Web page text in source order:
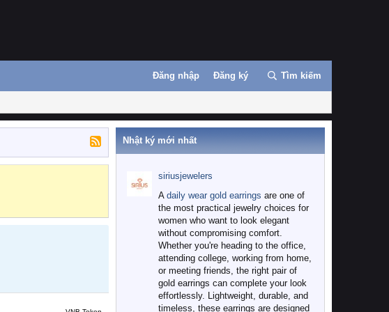
Đăng nhập Đăng ký Tìm kiếm
Nhật ký mới nhất
siriusjewelers
A daily wear gold earrings are one of
the most practical jewelry choices for
women who want to look elegant
without compromising comfort.
Whether you're heading to the office,
attending college, working from home,
or meeting friends, the right pair of
gold earrings can complete your look
effortlessly. Lightweight, durable, and
timeless, these earrings are designed